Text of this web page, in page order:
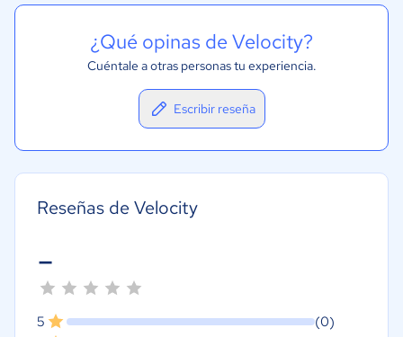
¿Qué opinas de Velocity?
Cuéntale a otras personas tu experiencia.
Escribir reseña
Reseñas de Velocity
-
5
(0)